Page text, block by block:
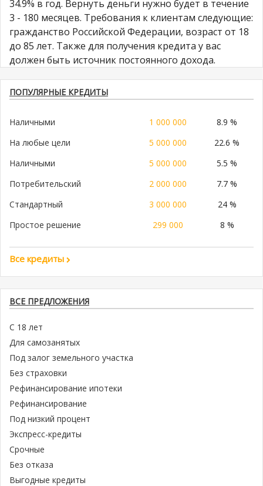
34.9% в год. Вернуть деньги нужно будет в течение
3 - 180 месяцев. Требования к клиентам следующие:
гражданство Российской Федерации, возраст от 18
до 85 лет. Также для получения кредита у вас
должен быть источник постоянного дохода.
ПОПУЛЯРНЫЕ КРЕДИТЫ
Наличными 1 000 000
8.9 %
На любые цели
5 000 000
22.6 %
Наличными
5 000 000
5.5 %
Потребительский
2 000 000
7.7 %
Стандартный
3 000 000
24 %
Простое решение
299 000 8 %
Все кредиты
ВСЕ ПРЕДЛОЖЕНИЯ
С 18 лет
Для самозанятых
Под залог земельного участка
Без страховки
Рефинансирование ипотеки
Рефинансирование
Под низкий процент
Экспресс-кредиты
Срочные
Без отказа
Выгодные кредиты